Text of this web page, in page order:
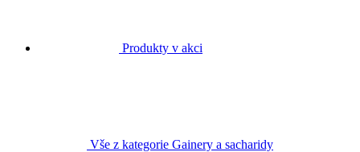
Produkty v akci
Vše z kategorie Gainery a sacharidy